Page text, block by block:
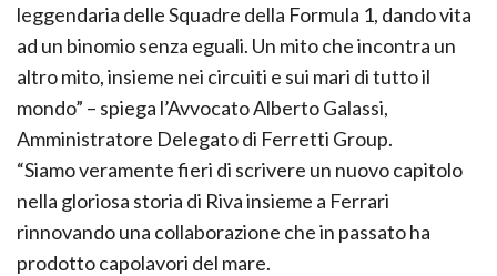
leggendaria delle Squadre della Formula 1, dando vita
ad un binomio senza eguali. Un mito che incontra un
altro mito, insieme nei circuiti e sui mari di tutto il
mondo” – spiega l’Avvocato Alberto Galassi,
Amministratore Delegato di Ferretti Group.
“Siamo veramente fieri di scrivere un nuovo capitolo
nella gloriosa storia di Riva insieme a Ferrari
rinnovando una collaborazione che in passato ha
prodotto capolavori del mare.